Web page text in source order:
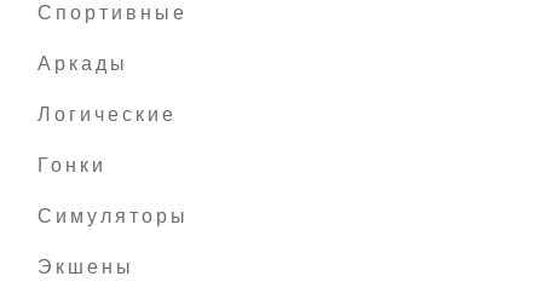
Спортивные
Аркады
Логические
Гонки
Симуляторы
Экшены